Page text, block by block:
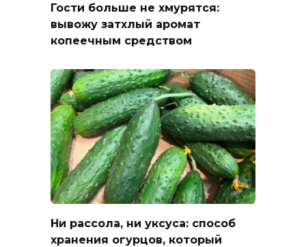
Гости больше не хмурятся:
вывожу затхлый аромат
копеечным средством
Ни рассола, ни уксуса: способ
хранения огурцов, который